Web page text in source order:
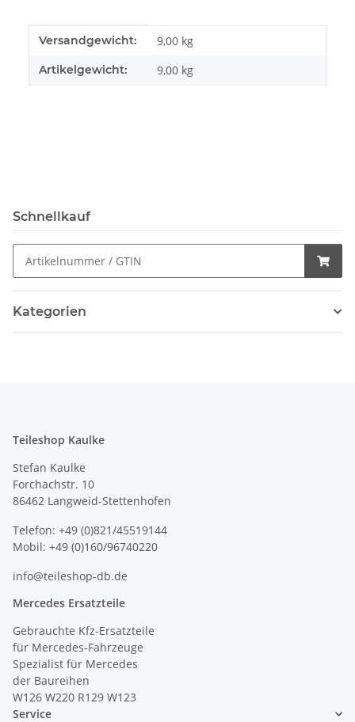
Produkteigenschaft
Wert
Versandgewicht: 9,00 kg
Artikelgewicht: 9,00 kg
Schnellkauf
Kategorien
Teileshop Kaulke
Stefan Kaulke
Forchachstr. 10
86462 Langweid-Stettenhofen
Telefon: +49 (0)821/45519144
Mobil: +49 (0)160/96740220
info@teileshop-db.de
Mercedes Ersatzteile
Gebrauchte Kfz-Ersatzteile
für Mercedes-Fahrzeuge
Spezialist für Mercedes
der Baureihen
W126 W220 R129 W123
Service